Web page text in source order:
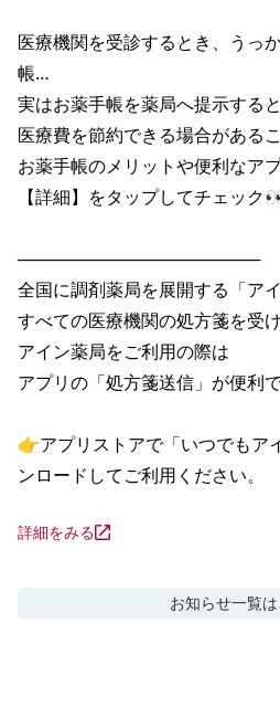
医療機関を受診するとき、うっ
帳…
実はお薬手帳を薬局へ提示すると
医療費を節約できる場合がある
お薬手帳のメリットや便利なア
【詳細】をタップしてチェック
────────────────────
全国に調剤薬局を展開する「ア
すべての医療機関の処方箋を受
アイン薬局をご利用の際は
アプリの「処方箋送信」が便利で
👉アプリストアで「いつでもア
ンロードしてご利用ください。
詳細をみる
お知らせ一覧